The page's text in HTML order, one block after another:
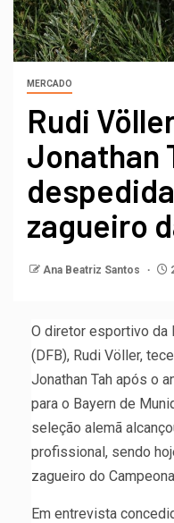
MERCADO
Rudi
Jonathan
zagueiro
Ana Beatriz Santos
O diretor esportivo da
(DFB), Rudi Völler,
Jonathan Tah após o
para o Bayern de
seleção alemã
profissional, sendo
zagueiro do
Em entrevista